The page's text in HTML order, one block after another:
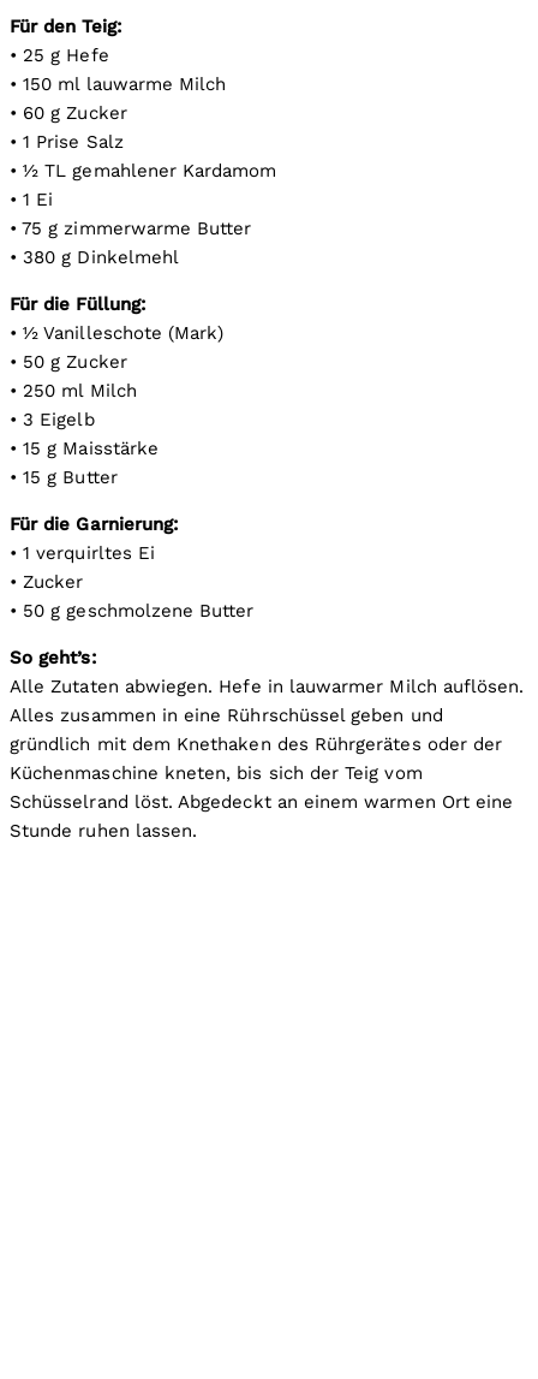
Für den Teig:
• 25 g Hefe
• 150 ml lauwarme Milch
• 60 g Zucker
• 1 Prise Salz
• ½ TL gemahlener Kardamom
• 1 Ei
• 75 g zimmerwarme Butter
• 380 g Dinkelmehl
Für die Füllung:
• ½ Vanilleschote (Mark)
• 50 g Zucker
• 250 ml Milch
• 3 Eigelb
• 15 g Maisstärke
• 15 g Butter
Für die Garnierung:
• 1 verquirltes Ei
• Zucker
• 50 g geschmolzene Butter
So geht’s:
Alle Zutaten abwiegen. Hefe in lauwarmer Milch auflösen.
Alles zusammen in eine Rührschüssel geben und
gründlich mit dem Knethaken des Rührgerätes oder der
Küchenmaschine kneten, bis sich der Teig vom
Schüsselrand löst. Abgedeckt an einem warmen Ort eine
Stunde ruhen lassen.